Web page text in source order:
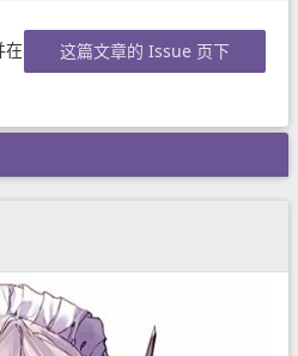
在
这篇文章的 Issue 页下